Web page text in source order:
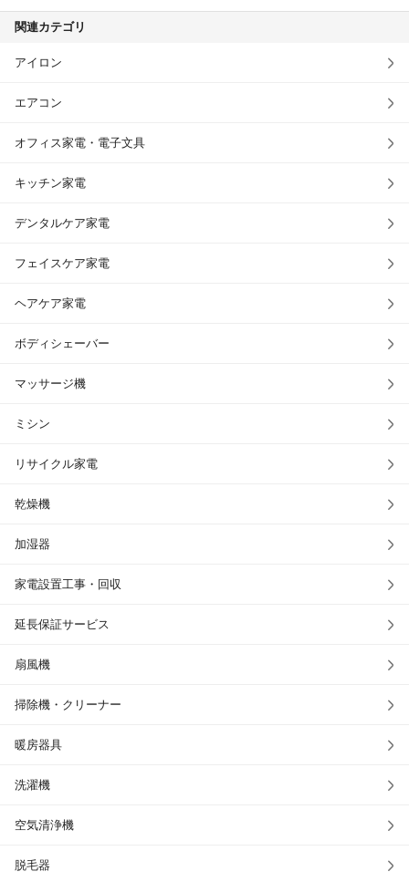
関連カテゴリ
アイロン
エアコン
オフィス家電・電子文具
キッチン家電
デンタルケア家電
フェイスケア家電
ヘアケア家電
ボディシェーバー
マッサージ機
ミシン
リサイクル家電
乾燥機
加湿器
家電設置工事・回収
延長保証サービス
扇風機
掃除機・クリーナー
暖房器具
洗濯機
空気清浄機
脱毛器